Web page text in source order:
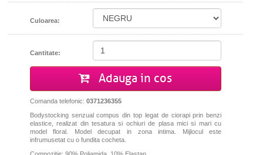
Culoarea:
Cantitate:
Adauga in cos
Comanda telefonic: 0371236355
Bodystocking senzual compus din top legat de ciorapi prin benzi
elastice, realizat din tesatura si ochiuri de plasa mici si mari cu
model floral. Model decupat in zona intima. Mijlocul este
infrumusetat cu o fundita cocheta.